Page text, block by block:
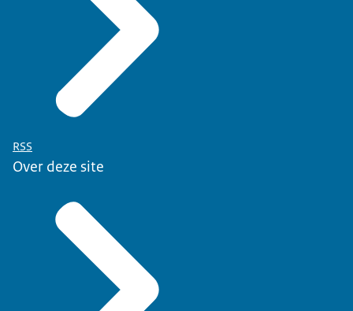
RSS
Over deze site